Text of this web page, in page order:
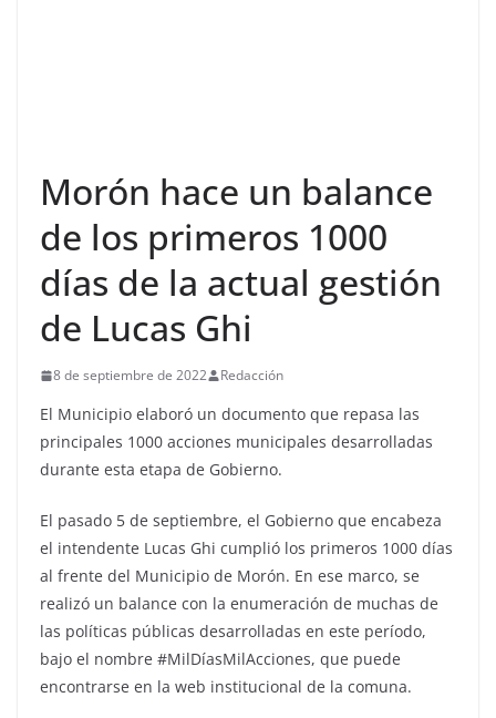
Morón hace un balance
de los primeros 1000
días de la actual gestión
de Lucas Ghi
8 de septiembre de 2022 Redacción
El Municipio elaboró un documento que repasa las
principales 1000 acciones municipales desarrolladas
durante esta etapa de Gobierno.
El pasado 5 de septiembre, el Gobierno que encabeza
el intendente Lucas Ghi cumplió los primeros 1000 días
al frente del Municipio de Morón. En ese marco, se
realizó un balance con la enumeración de muchas de
las políticas públicas desarrolladas en este período,
bajo el nombre #MilDíasMilAcciones, que puede
encontrarse en la web institucional de la comuna.